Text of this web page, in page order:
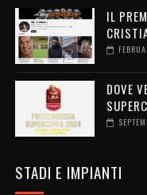
IL
DOVE
STADI E IMPIANTI